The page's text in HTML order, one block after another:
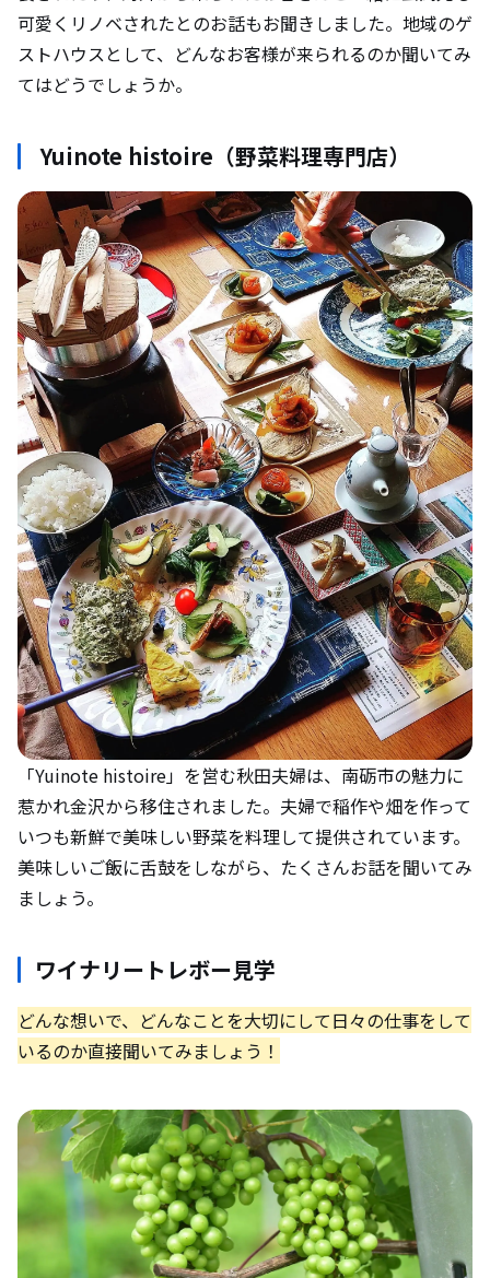
可愛くリノベされたとのお話もお聞きしました。地域のゲ
ストハウスとして、どんなお客様が来られるのか聞いてみ
てはどうでしょうか。
Yuinote histoire（野菜料理専門店）
「Yuinote histoire」を営む秋田夫婦は、南砺市の魅力に
惹かれ金沢から移住されました。夫婦で稲作や畑を作って
いつも新鮮で美味しい野菜を料理して提供されています。
美味しいご飯に舌鼓をしながら、たくさんお話を聞いてみ
ましょう。
ワイナリートレボー見学
どんな想いで、どんなことを大切にして日々の仕事をして
いるのか直接聞いてみましょう！